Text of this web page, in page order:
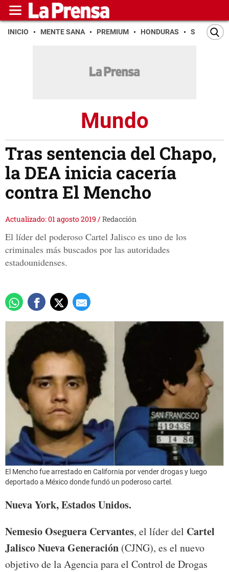
INICIO MENTE SANA PREMIUM HONDURAS SAN PEDRO
Mundo
Tras sentencia del Chapo,
la DEA inicia cacería
contra El Mencho
Actualizado: 01 agosto 2019 /Redacción
El líder del poderoso Cartel Jalisco es uno de los
criminales más buscados por las autoridades
estadounidenses.
El Mencho fue arrestado en California por vender drogas y luego
deportado a México donde fundó un poderoso cartel.
Nueva York, Estados Unidos.
Nemesio Oseguera Cervantes, el líder del Cartel
Jalisco Nueva Generación (CJNG), es el nuevo
objetivo de la Agencia para el Control de Drogas